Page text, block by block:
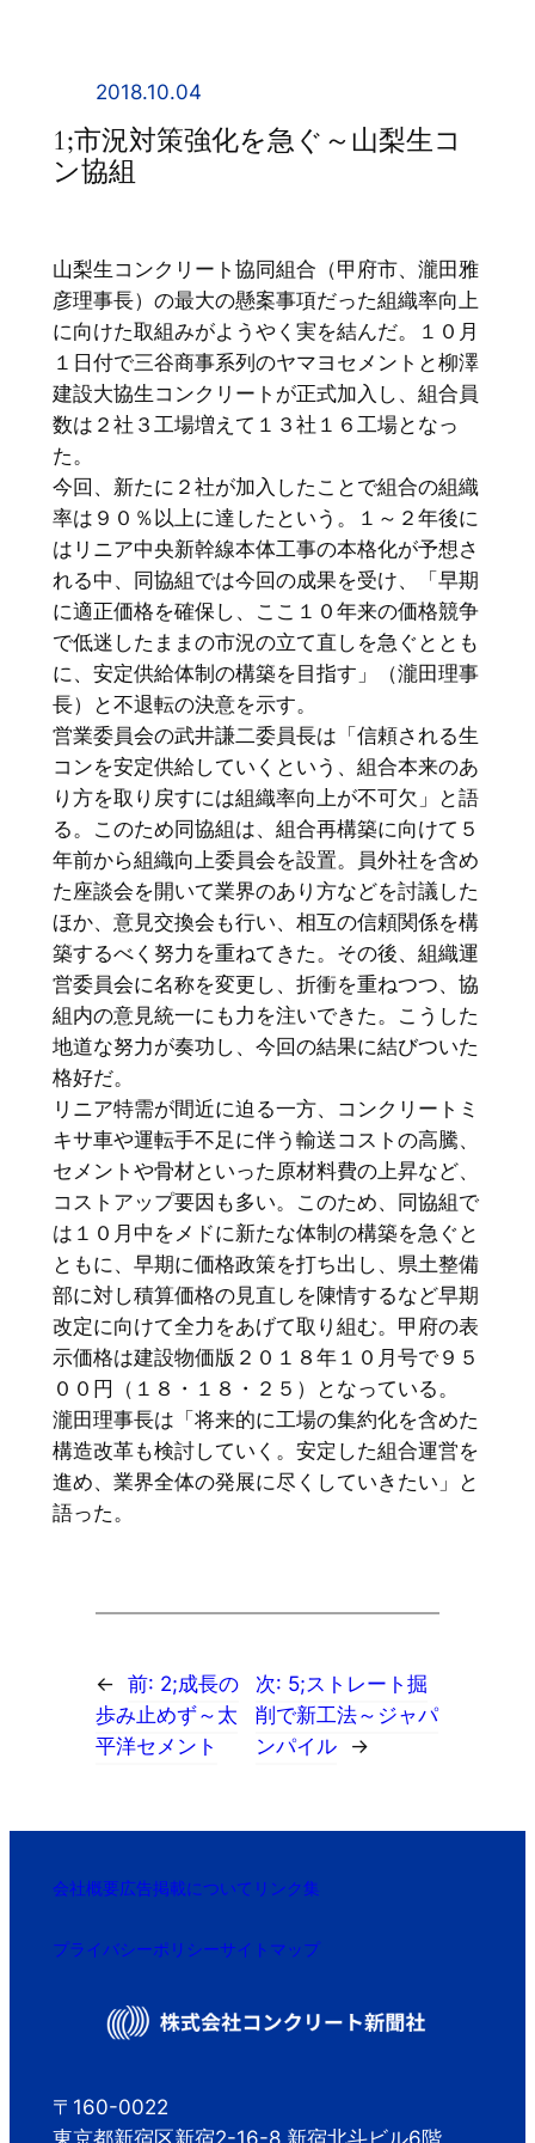
2018.10.04
1;市況対策強化を急ぐ～山梨生コ
ン協組
山梨生コンクリート協同組合（甲府市、瀧田雅
彦理事長）の最大の懸案事項だった組織率向上
に向けた取組みがようやく実を結んだ。１０月
１日付で三谷商事系列のヤマヨセメントと柳澤
建設大協生コンクリートが正式加入し、組合員
数は２社３工場増えて１３社１６工場となっ
た。
今回、新たに２社が加入したことで組合の組織
率は９０％以上に達したという。１～２年後に
はリニア中央新幹線本体工事の本格化が予想さ
れる中、同協組では今回の成果を受け、「早期
に適正価格を確保し、ここ１０年来の価格競争
で低迷したままの市況の立て直しを急ぐととも
に、安定供給体制の構築を目指す」（瀧田理事
長）と不退転の決意を示す。
営業委員会の武井謙二委員長は「信頼される生
コンを安定供給していくという、組合本来のあ
り方を取り戻すには組織率向上が不可欠」と語
る。このため同協組は、組合再構築に向けて５
年前から組織向上委員会を設置。員外社を含め
た座談会を開いて業界のあり方などを討議した
ほか、意見交換会も行い、相互の信頼関係を構
築するべく努力を重ねてきた。その後、組織運
営委員会に名称を変更し、折衝を重ねつつ、協
組内の意見統一にも力を注いできた。こうした
地道な努力が奏功し、今回の結果に結びついた
格好だ。
リニア特需が間近に迫る一方、コンクリートミ
キサ車や運転手不足に伴う輸送コストの高騰、
セメントや骨材といった原材料費の上昇など、
コストアップ要因も多い。このため、同協組で
は１０月中をメドに新たな体制の構築を急ぐと
ともに、早期に価格政策を打ち出し、県土整備
部に対し積算価格の見直しを陳情するなど早期
改定に向けて全力をあげて取り組む。甲府の表
示価格は建設物価版２０１８年１０月号で９５
００円（１８・１８・２５）となっている。
瀧田理事長は「将来的に工場の集約化を含めた
構造改革も検討していく。安定した組合運営を
進め、業界全体の発展に尽くしていきたい」と
語った。
← 前: 2;成長の
歩み止めず～太
平洋セメント
次: 5;ストレート掘
削で新工法～ジャパ
ンパイル
→
会社概要広告掲載について リンク集
プライバシーポリシーサイトマップ
〒160-0022
東京都新宿区新宿2-16-8 新宿北斗ビル6階